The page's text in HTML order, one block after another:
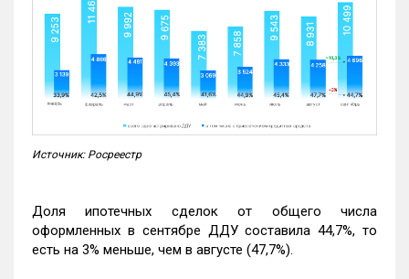
Источник: Росреестр
Доля ипотечных сделок от общего числа
оформленных в сентябре ДДУ составила 44,7%, то
есть на 3% меньше, чем в августе (47,7%).